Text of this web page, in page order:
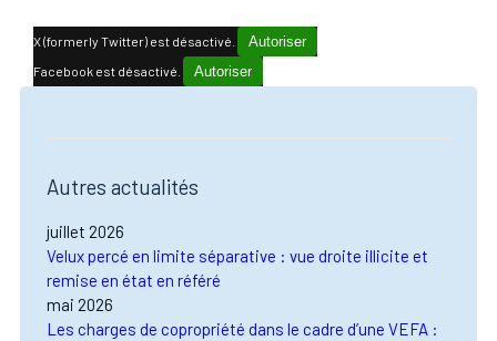
X (formerly Twitter) est désactivé. Autoriser
Facebook est désactivé. Autoriser
Autres actualités
juillet 2026
Velux percé en limite séparative : vue droite illicite et
remise en état en référé
mai 2026
Les charges de copropriété dans le cadre d’une VEFA :